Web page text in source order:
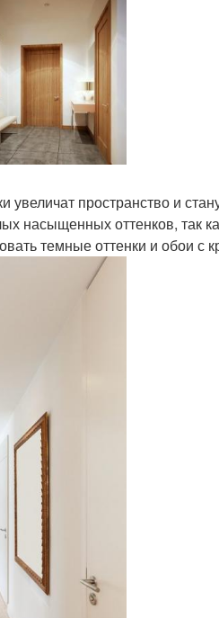
увеличат пространство и
насыщенных оттенков, так
темные оттенки и обои с